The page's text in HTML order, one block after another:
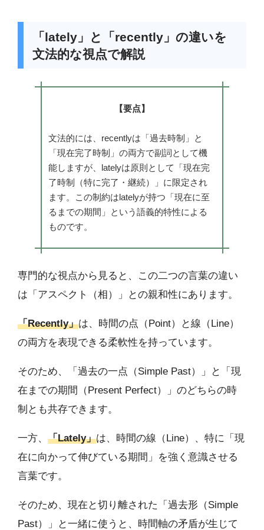
「lately」と「recently」の違いを
文法的な視点で解説
【要点】
文法的には、recentlyは「過去時制」と
「現在完了時制」の両方で副詞として機
能しますが、latelyは原則として「現在完
了時制（特に完了・継続）」に限定され
ます。この制約はlatelyが持つ「現在に至
るまでの期間」という語義的特性による
ものです。
専門的な視点から見ると、この二つの言葉の違い
は「アスペクト（相）」との親和性にあります。
「Recently」は、時間の点（Point）と線（Line）
の両方を表現できる柔軟性を持っています。
そのため、「過去の一点（Simple Past）」と「現
在までの期間（Present Perfect）」のどちらの時
制とも共存できます。
一方、 「Lately」は、時間の線（Line）、特に「現
在に向かって伸びている期間」を強く意識させる
言葉です。
そのため、現在と切り離された「過去形（Simple
Past）」と一緒に使うと、時間軸の矛盾が生じて